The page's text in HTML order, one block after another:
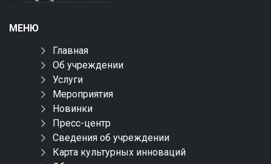
МЕНЮ
Главная
Об учреждении
Услуги
Мероприятия
Новинки
Пресс-центр
Сведения об учреждении
Карта культурных инноваций